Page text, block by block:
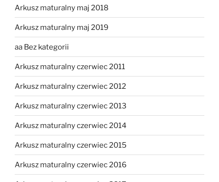
Arkusz maturalny maj 2018
Arkusz maturalny maj 2019
aa Bez kategorii
Arkusz maturalny czerwiec 2011
Arkusz maturalny czerwiec 2012
Arkusz maturalny czerwiec 2013
Arkusz maturalny czerwiec 2014
Arkusz maturalny czerwiec 2015
Arkusz maturalny czerwiec 2016